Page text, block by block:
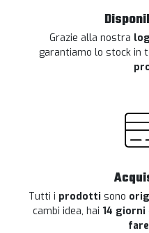
Grazie alla nostra
garantiamo lo stock in
Tutti i prodotti sono
cambi idea, hai 14 giorni